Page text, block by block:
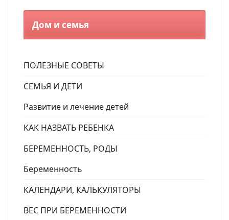
Дом и семья
ПОЛЕЗНЫЕ СОВЕТЫ
СЕМЬЯ И ДЕТИ
Развитие и лечение детей
КАК НАЗВАТЬ РЕБЕНКА
БЕРЕМЕННОСТЬ, РОДЫ
Беременность
КАЛЕНДАРИ, КАЛЬКУЛЯТОРЫ
ВЕС ПРИ БЕРЕМЕННОСТИ